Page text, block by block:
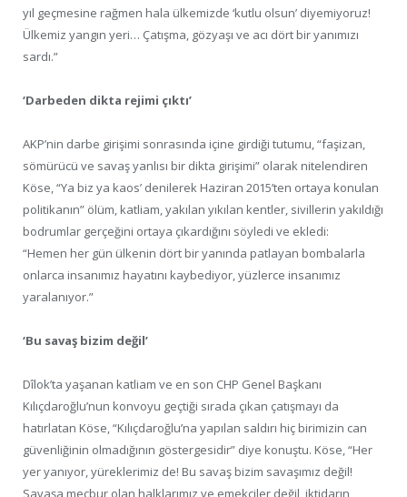
yıl geçmesine rağmen hala ülkemizde ‘kutlu olsun’ diyemiyoruz!
Ülkemiz yangın yeri… Çatışma, gözyaşı ve acı dört bir yanımızı
sardı.”
‘Darbeden dikta rejimi çıktı’
AKP’nin darbe girişimi sonrasında içine girdiği tutumu, “faşizan,
sömürücü ve savaş yanlısı bir dikta girişimi” olarak nitelendiren
Köse, “Ya biz ya kaos’ denilerek Haziran 2015’ten ortaya konulan
politikanın” ölüm, katliam, yakılan yıkılan kentler, sivillerin yakıldığı
bodrumlar gerçeğini ortaya çıkardığını söyledi ve ekledi:
“Hemen her gün ülkenin dört bir yanında patlayan bombalarla
onlarca insanımız hayatını kaybediyor, yüzlerce insanımız
yaralanıyor.”
‘Bu savaş bizim değil’
Dîlok’ta yaşanan katliam ve en son CHP Genel Başkanı
Kılıçdaroğlu’nun konvoyu geçtiği sırada çıkan çatışmayı da
hatırlatan Köse, “Kılıçdaroğlu’na yapılan saldırı hiç birimizin can
güvenliğinin olmadığının göstergesidir” diye konuştu. Köse, “Her
yer yanıyor, yüreklerimiz de! Bu savaş bizim savaşımız değil!
Savaşa mecbur olan halklarımız ve emekçiler değil, iktidarın